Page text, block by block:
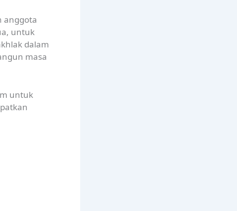
anggota
untuk
dalam
masa
untuk